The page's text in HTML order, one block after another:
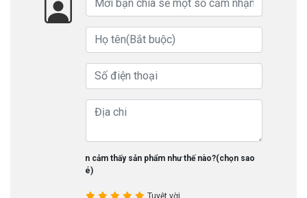
Bạn cảm thấy sản phẩm như thế nào?(chọn sao
nhé)
Tuyệt vời